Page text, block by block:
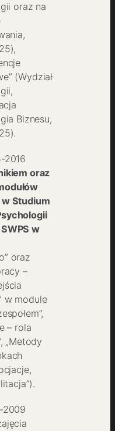
oraz na
(Wydział
Biznesu,
2016
oraz
Studium
w
oraz
–
w module
– rola
„Metody
2009